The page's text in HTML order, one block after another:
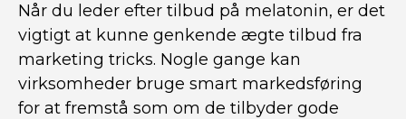
Når du leder efter tilbud på melatonin, er det
vigtigt at kunne genkende ægte tilbud fra
marketing tricks. Nogle gange kan
virksomheder bruge smart markedsføring
for at fremstå som om de tilbyder gode